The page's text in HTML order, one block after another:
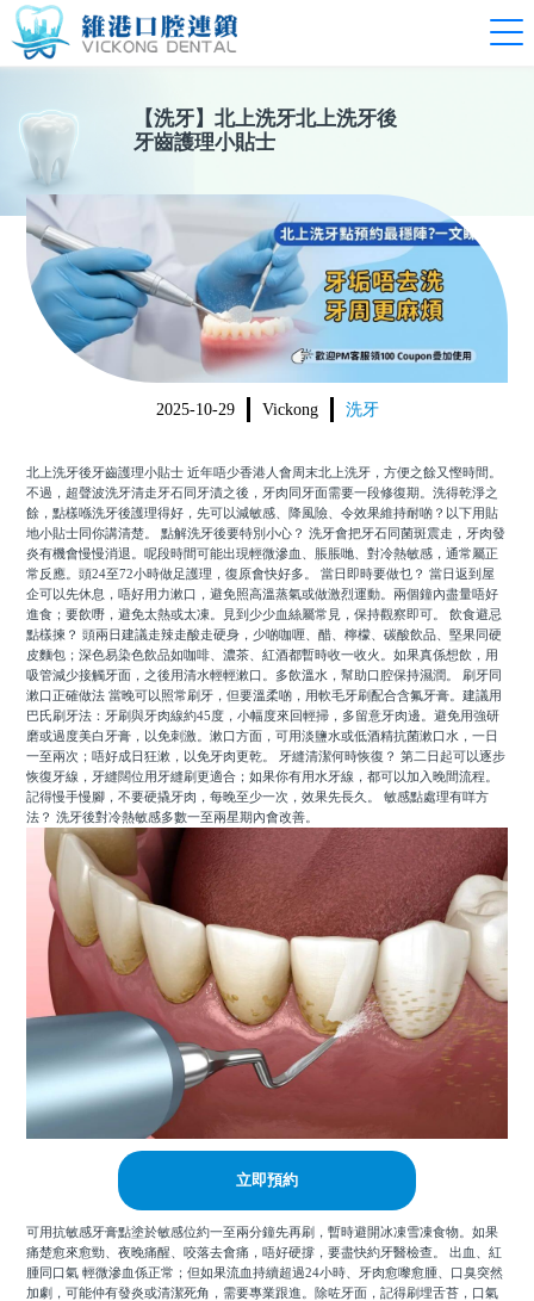
【洗牙】 北上洗牙北上洗牙後
牙齒護理小貼士
2025-10-29 Vickong 洗牙
北上洗牙後牙齒護理小貼士 近年唔少香港人會周末北上洗牙，方便之餘又慳時間。
不過，超聲波洗牙清走牙石同牙漬之後，牙肉同牙面需要一段修復期。洗得乾淨之
餘，點樣喺洗牙後護理得好，先可以減敏感、降風險、令效果維持耐啲？以下用貼
地小貼士同你講清楚。 點解洗牙後要特別小心？ 洗牙會把牙石同菌斑震走，牙肉發
炎有機會慢慢消退。呢段時間可能出現輕微滲血、脹脹哋、對冷熱敏感，通常屬正
常反應。頭24至72小時做足護理，復原會快好多。 當日即時要做乜？ 當日返到屋
企可以先休息，唔好用力漱口，避免照高溫蒸氣或做激烈運動。兩個鐘內盡量唔好
進食；要飲嘢，避免太熱或太凍。見到少少血絲屬常見，保持觀察即可。 飲食避忌
點樣揀？ 頭兩日建議走辣走酸走硬身，少啲咖喱、醋、檸檬、碳酸飲品、堅果同硬
皮麵包；深色易染色飲品如咖啡、濃茶、紅酒都暫時收一收火。如果真係想飲，用
吸管減少接觸牙面，之後用清水輕輕漱口。多飲溫水，幫助口腔保持濕潤。 刷牙同
漱口正確做法 當晚可以照常刷牙，但要溫柔啲，用軟毛牙刷配合含氟牙膏。建議用
巴氏刷牙法：牙刷與牙肉線約45度，小幅度來回輕掃，多留意牙肉邊。避免用強研
磨或過度美白牙膏，以免刺激。漱口方面，可用淡鹽水或低酒精抗菌漱口水，一日
一至兩次；唔好成日狂漱，以免牙肉更乾。 牙縫清潔何時恢復？ 第二日起可以逐步
恢復牙線，牙縫闊位用牙縫刷更適合；如果你有用水牙線，都可以加入晚間流程。
記得慢手慢腳，不要硬撬牙肉，每晚至少一次，效果先長久。 敏感點處理有咩方
法？ 洗牙後對冷熱敏感多數一至兩星期內會改善。
立即預約
可用抗敏感牙膏點塗於敏感位約一至兩分鐘先再刷，暫時避開冰凍雪凍食物。如果
痛楚愈來愈勁、夜晚痛醒、咬落去會痛，唔好硬撐，要盡快約牙醫檢查。 出血、紅
腫同口氣 輕微滲血係正常；但如果流血持續超過24小時、牙肉愈嚟愈腫、口臭突然
加劇，可能仲有發炎或清潔死角，需要專業跟進。除咗牙面，記得刷埋舌苔，口氣